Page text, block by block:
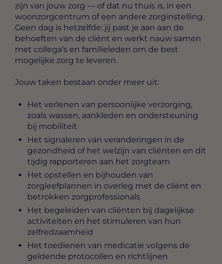
zijn van jouw zorg — of dat nu thuis is, in een
woonzorgcentrum of een andere zorginstelling.
Geen dag is hetzelfde: jij past je aan aan de
behoeften van de cliënt en werkt nauw samen
met collega’s en familieleden om de best
mogelijke zorg te leveren.
Jouw taken bestaan onder meer uit:
Het verlenen van persoonlijke verzorging,
zoals wassen, aankleden en ondersteuning
bij mobiliteit
Het signaleren van veranderingen in de
gezondheid of het welzijn van cliënten en dit
tijdig rapporteren aan het zorgteam
Het opstellen en bijhouden van
zorgleefplannen in overleg met de cliënt en
betrokken zorgprofessionals
Het begeleiden van cliënten bij dagelijkse
activiteiten en het stimuleren van hun
zelfredzaamheid
Het toedienen van medicatie volgens de
geldende protocollen en richtlijnen